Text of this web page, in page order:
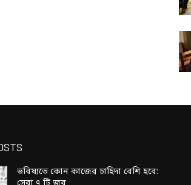
ভবিষ্যতে কোন কাজের চাহিদা বেশি হবে: